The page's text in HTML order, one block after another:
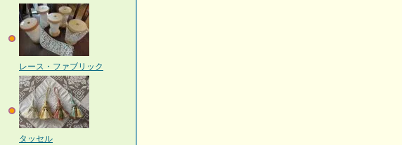
レース・ファブリック
タッセル